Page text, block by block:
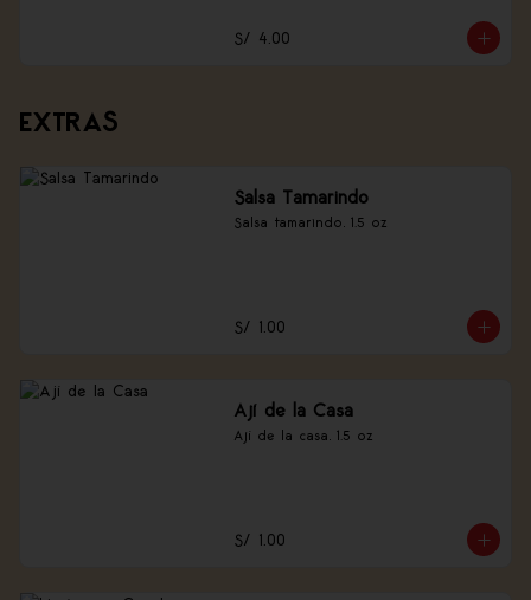
S/ 4.00
EXTRAS
Salsa Tamarindo
Salsa tamarindo, 1.5 oz
S/ 1.00
Ají de la Casa
Ají de la casa, 1.5 oz
S/ 1.00